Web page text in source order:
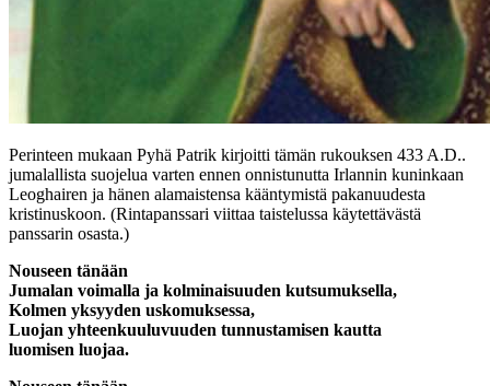
Perinteen mukaan Pyhä Patrik kirjoitti tämän rukouksen 433 A.D..
jumalallista suojelua varten ennen onnistunutta Irlannin kuninkaan
Leoghairen ja hänen alamaistensa kääntymistä pakanuudesta
kristinuskoon. (Rintapanssari viittaa taistelussa käytettävästä
panssarin osasta.)
Nouseen tänään
Jumalan voimalla ja kolminaisuuden kutsumuksella,
Kolmen yksyyden uskomuksessa,
Luojan yhteenkuuluvuuden tunnustamisen kautta
luomisen luojaa.